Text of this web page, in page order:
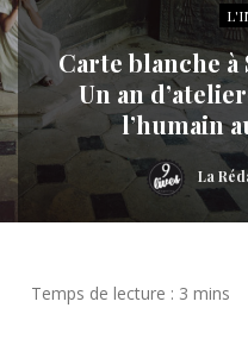
Carte blanche à
Un an
l’humain
La